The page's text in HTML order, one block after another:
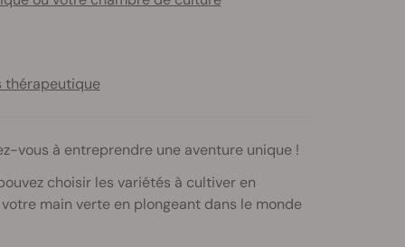
thérapeutique
vous à entreprendre une aventure unique !
choisir les variétés à cultiver en
main verte en plongeant dans le monde